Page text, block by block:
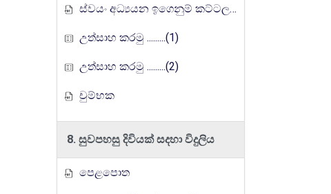
ස්වයං අධ්‍යයන ඉගෙනුම් කට්ටලය
උත්සාහ කරමු .........(1)
උත්සාහ කරමු .........(2)
චුම්භක
8. සුවපහසු දිවියක් සදහා විදුලිය
පෙළපොත